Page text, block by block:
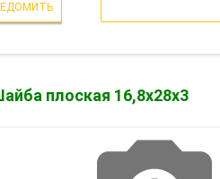
плоская 16,8х28х3